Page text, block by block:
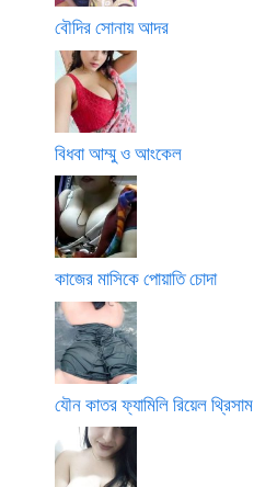
বৌদির সোনায় আদর
বিধবা আম্মু ও আংকেল
কাজের মাসিকে পোয়াতি চোদা
যৌন কাতর ফ্যামিলি রিয়েল থ্রিসাম